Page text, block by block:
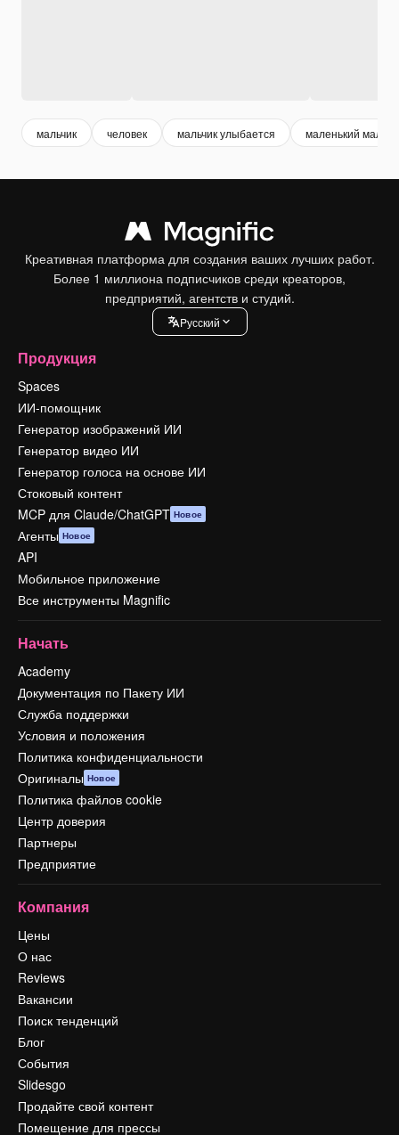
мальчик человек мальчик улыбается маленький
Креативная платформа для создания ваших лучших работ.
Более 1 миллиона подписчиков среди креаторов,
предприятий, агентств и студий.
Pусский
Продукция
Spaces
ИИ-помощник
Генератор изображений ИИ
Генератор видео ИИ
Генератор голоса на основе ИИ
Стоковый контент
MCP для Claude/ChatGPT Новое
Агенты Новое
API
Мобильное приложение
Все инструменты Magnific
Начать
Academy
Документация по Пакету ИИ
Служба поддержки
Условия и положения
Политика конфиденциальности
Оригиналы Новое
Политика файлов cookie
Центр доверия
Партнеры
Предприятие
Компания
Цены
О нас
Reviews
Вакансии
Поиск тенденций
Блог
События
Slidesgo
Продайте свой контент
Помещение для прессы